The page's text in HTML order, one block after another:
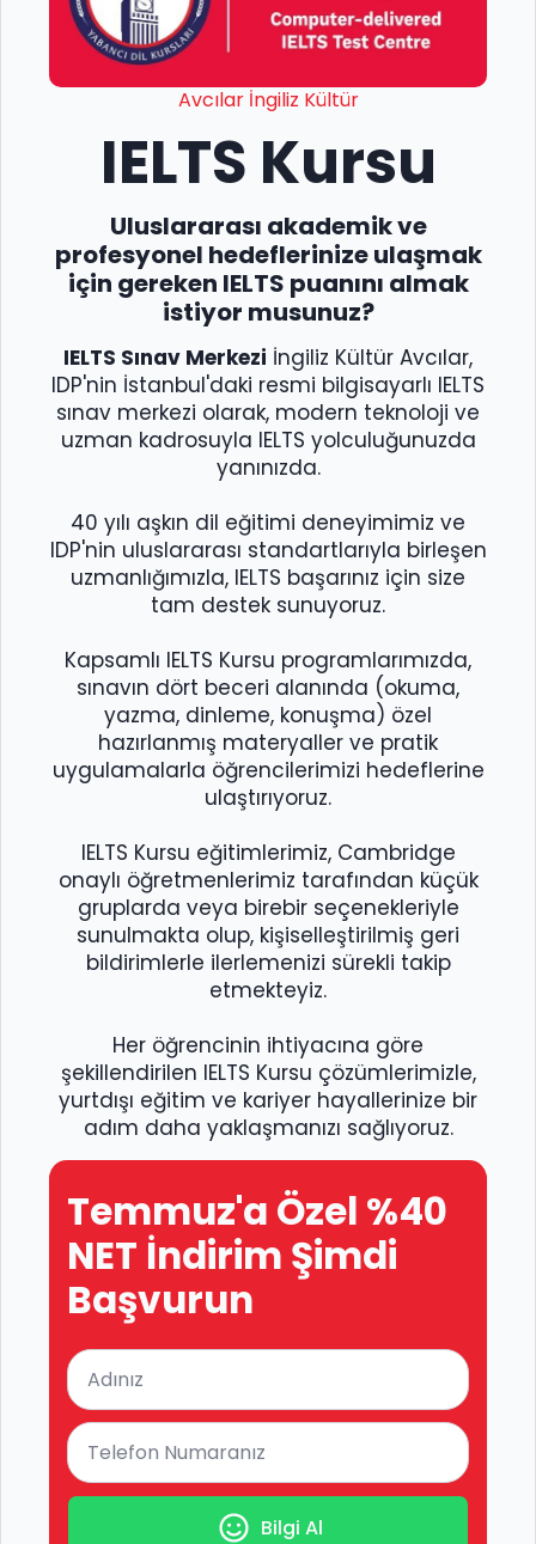
Avcılar İngiliz Kültür
IELTS Kursu
Uluslararası akademik ve
profesyonel hedeflerinize ulaşmak
için gereken IELTS puanını almak
istiyor musunuz?
IELTS Sınav Merkezi İngiliz Kültür Avcılar,
IDP'nin İstanbul'daki resmi bilgisayarlı IELTS
sınav merkezi olarak, modern teknoloji ve
uzman kadrosuyla IELTS yolculuğunuzda
yanınızda.
40 yılı aşkın dil eğitimi deneyimimiz ve
IDP'nin uluslararası standartlarıyla birleşen
uzmanlığımızla, IELTS başarınız için size
tam destek sunuyoruz.
Kapsamlı IELTS Kursu programlarımızda,
sınavın dört beceri alanında (okuma,
yazma, dinleme, konuşma) özel
hazırlanmış materyaller ve pratik
uygulamalarla öğrencilerimizi hedeflerine
ulaştırıyoruz.
IELTS Kursu eğitimlerimiz, Cambridge
onaylı öğretmenlerimiz tarafından küçük
gruplarda veya birebir seçenekleriyle
sunulmakta olup, kişiselleştirilmiş geri
bildirimlerle ilerlemenizi sürekli takip
etmekteyiz.
Her öğrencinin ihtiyacına göre
şekillendirilen IELTS Kursu çözümlerimizle,
yurtdışı eğitim ve kariyer hayallerinize bir
adım daha yaklaşmanızı sağlıyoruz.
Temmuz'a Özel %40
NET İndirim Şimdi
Başvurun
Bilgi Al
Sizi Arayalım
Kampanyalar ve eğitimler hakkında bilgi
için lütfen formu doldurunuz.